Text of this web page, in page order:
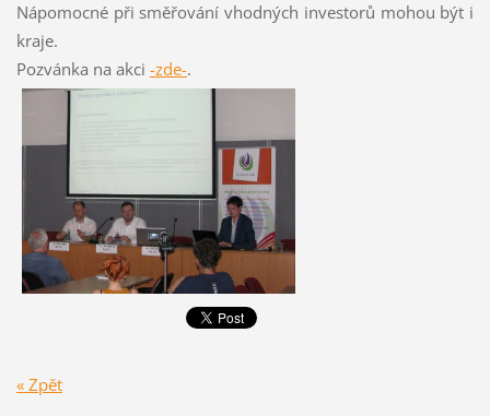
Nápomocné při směřování vhodných investorů mohou být i
kraje.
Pozvánka na akci -zde-.
« Zpět